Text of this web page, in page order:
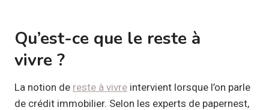
Qu’est-ce que le reste à
vivre ?
La notion de reste à vivre intervient lorsque l’on parle
de crédit immobilier. Selon les experts de papernest,